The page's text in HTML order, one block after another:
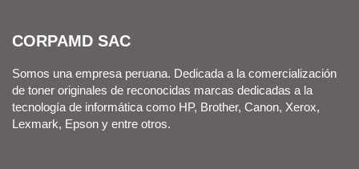
CORPAMD SAC
Somos una empresa peruana. Dedicada a la comercialización
de toner originales de reconocidas marcas dedicadas a la
tecnología de informática como HP, Brother, Canon, Xerox,
Lexmark, Epson y entre otros.